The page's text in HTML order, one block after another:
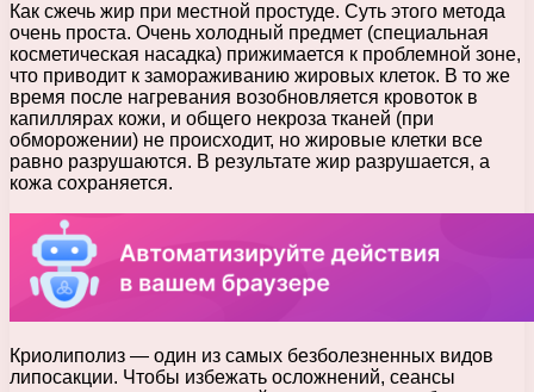
Как сжечь жир при местной простуде. Суть этого метода
очень проста. Очень холодный предмет (специальная
косметическая насадка) прижимается к проблемной зоне,
что приводит к замораживанию жировых клеток. В то же
время после нагревания возобновляется кровоток в
капиллярах кожи, и общего некроза тканей (при
обморожении) не происходит, но жировые клетки все
равно разрушаются. В результате жир разрушается, а
кожа сохраняется.
Криолиполиз — один из самых безболезненных видов
липосакции. Чтобы избежать осложнений, сеансы